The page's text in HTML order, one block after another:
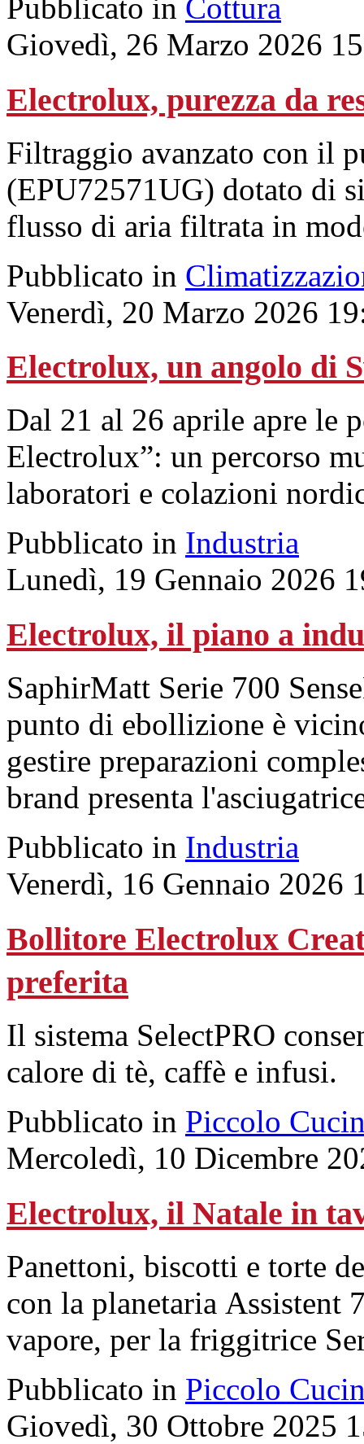
Pubblicato in Cottura
Giovedì, 26 Marzo 2026
Electrolux, purezza da
Filtraggio avanzato con il
(EPU72571UG) dotato di
flusso di aria filtrata in
Pubblicato in
Venerdì, 20 Marzo 2026
Electrolux, un angolo di
Dal 21 al 26 aprile apre le
Electrolux”: un percorso
laboratori e colazioni
Pubblicato in Industria
Lunedì, 19 Gennaio 2026
Electrolux, il piano a
SaphirMatt Serie 700
punto di ebollizione è
gestire preparazioni
brand presenta
Pubblicato in Industria
Venerdì, 16 Gennaio 2026
Bollitore Electrolux
preferita
Il sistema SelectPRO
calore di tè, caffè e infusi.
Pubblicato in Piccolo
Mercoledì, 10 Dicembre
Electrolux, il Natale in
Panettoni, biscotti e torte
con la planetaria Assistent
vapore, per la friggitrice
Pubblicato in Piccolo
Giovedì, 30 Ottobre 2025